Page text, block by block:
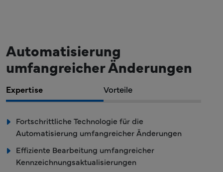
Automatisierung
umfangreicher Änderungen
Expertise Vorteile
Fortschrittliche Technologie für die
Automatisierung umfangreicher Änderungen
Effiziente Bearbeitung umfangreicher
Kennzeichnungsaktualisierungen